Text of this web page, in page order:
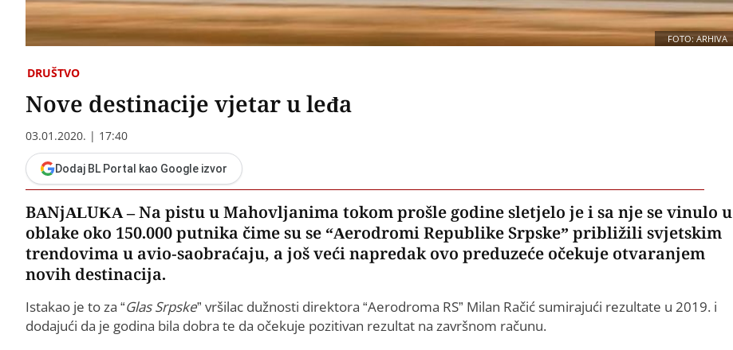
FOTO: ARHIVA
DRUŠTVO
Nove destinacije vjetar u leđa
03.01.2020. | 17:40
Dodaj BL Portal kao Google izvor
BANjALUKA – Na pistu u Mahovljanima tokom prošle godine sletjelo je i sa nje se vinulo u
oblake oko 150.000 putnika čime su se “Aerodromi Republike Srpske” približili svjetskim
trendovima u avio-saobraćaju, a još veći napredak ovo preduzeće očekuje otvaranjem
novih destinacija.
Istakao je to za “Glas Srpske” vršilac dužnosti direktora “Aerodroma RS” Milan Račić sumirajući rezultate u 2019. i
dodajući da je godina bila dobra te da očekuje pozitivan rezultat na završnom računu.